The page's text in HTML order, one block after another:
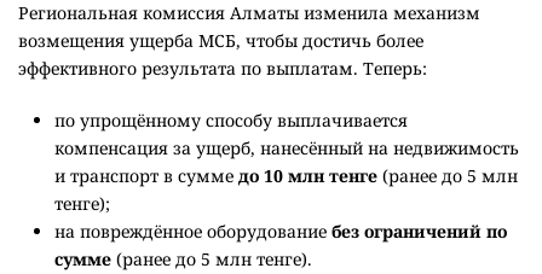
Региональная комиссия Алматы изменила механизм
возмещения ущерба МСБ, чтобы достичь более
эффективного результата по выплатам. Теперь:
по упрощённому способу выплачивается
компенсация за ущерб, нанесённый на недвижимость
и транспорт в сумме до 10 млн тенге (ранее до 5 млн
тенге);
на повреждённое оборудование без ограничений по
сумме (ранее до 5 млн тенге).